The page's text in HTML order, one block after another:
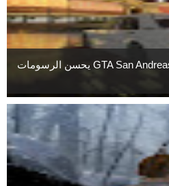
مود جديد تحصل عليه لعبة GTA San Andreas يحسن الرسومات